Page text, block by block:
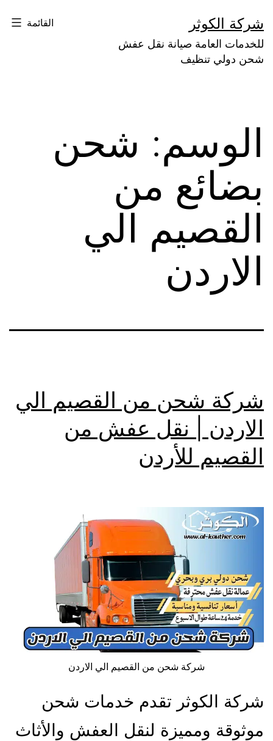
إلى
المحتوى
شركة الكوثر
للخدمات العامة صيانة نقل عفش
شحن دولي تنظيف
القائمة
الوسم: شحن
بضائع من
القصيم الي
الاردن
شركة شحن من القصيم الي
الاردن | نقل عفش من
القصيم للأردن
شركة شحن من القصيم الي الاردن
شركة الكوثر تقدم خدمات شحن
موثوقة ومميزة لنقل العفش والأثاث